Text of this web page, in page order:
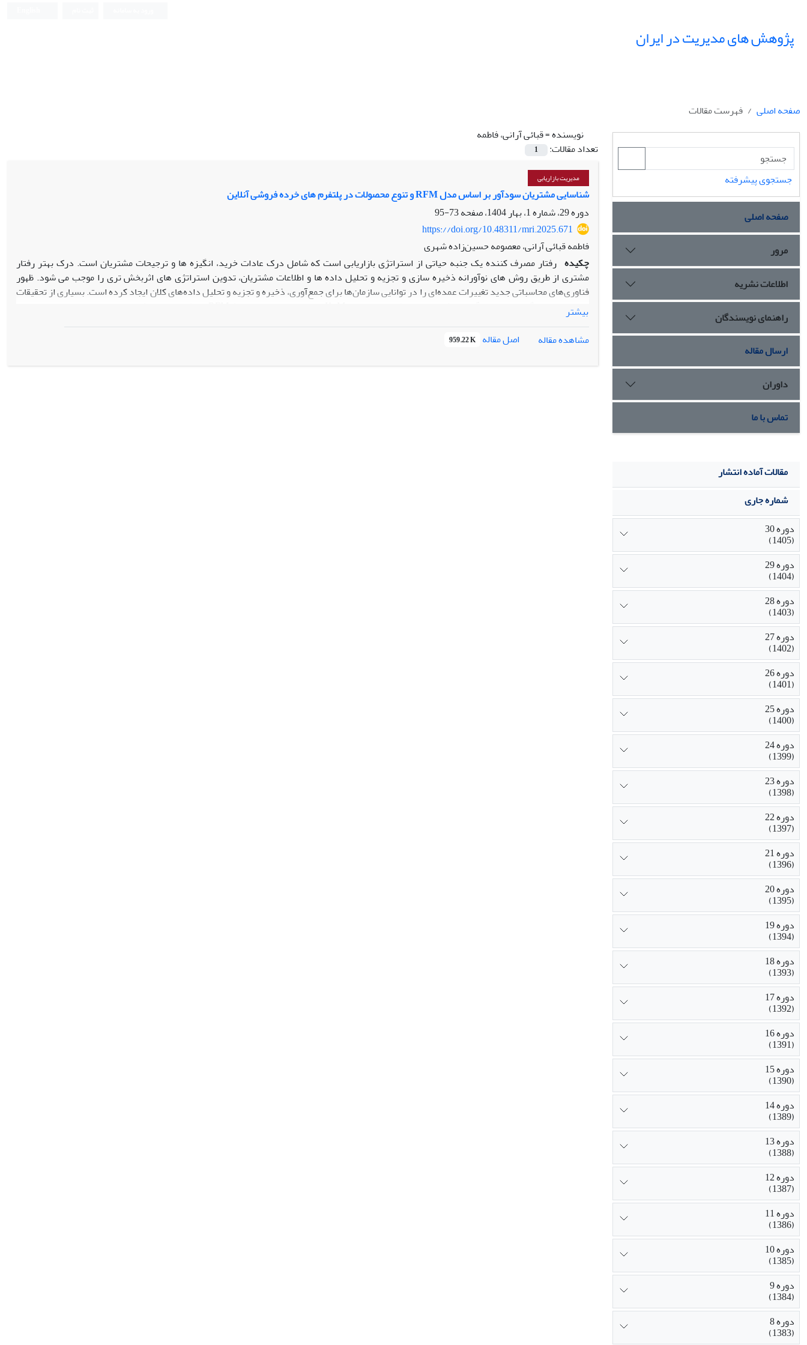
پژوهش های مدیریت در ایران
صفحه اصلی
فهرست مقالات
نویسنده =قبائی آرانی، فاطمه
تعداد مقالات:
1
مدیریت بازاریابی
شناسایی مشتریان سودآور بر اساس مدل RFM و تنوع محصولات در پلتفرم های خرده فروشی آنلاین
دوره 29، شماره 1، بهار 1404، صفحه
73-95
https://doi.org/10.48311/mri.2025.671
فاطمه قبائی آرانی، معصومه حسین‌زاده شهری
چکیده رفتار مصرف کننده یک جنبه حیاتی از استراتژی بازاریابی است که شامل درک عادات خرید، انگیزه ها و ترجیحات مشتریان است. درک بهتر رفتار
مشتری از طریق روش های نوآورانه ذخیره سازی و تجزیه و تحلیل داده ها و اطلاعات مشتریان، تدوین استراتژی های اثربخش تری را موجب می شود. ظهور
فناوری‌های محاسباتی جدید تغییرات عمده‌ای را در توانایی سازمان‌ها برای جمع‌آوری، ذخیره و تجزیه و تحلیل داده‌های کلان ایجاد کرده است. بسیاری از تحقیقات
نادیده گرفتن سایر پارامترهای مهم با توجه به حوزه کاربرد، ناکافی می باشند. این تحقیق از نظر هدف کاربردی و از نظر گردآوری داده ها توصیفی و از نوع
فروشی آنلاین به منظور شناسایی الگوهای رفتاری برای مشتری اعمال می شود. بررسی رفتار مشتریان خوشه ها نشان داد که تنوع محصولات به همراه سایر
بیشتر
مشاهده مقاله
اصل مقاله 959.22 K
جستجوی پیشرفته
صفحه اصلی
مرور
اطلاعات نشریه
راهنمای نویسندگان
ارسال مقاله
داوران
تماس با ما
مقالات آماده انتشار
شماره جاری
دوره 30
(1405)
دوره 29
(1404)
دوره 28
(1403)
دوره 27
(1402)
دوره 26
(1401)
دوره 25
(1400)
دوره 24
(1399)
دوره 23
(1398)
دوره 22
(1397)
دوره 21
(1396)
دوره 20
(1395)
دوره 19
(1394)
دوره 18
(1393)
دوره 17
(1392)
دوره 16
(1391)
دوره 15
(1390)
دوره 14
(1389)
دوره 13
(1388)
دوره 12
(1387)
دوره 11
(1386)
دوره 10
(1385)
دوره 9
(1384)
دوره 8
(1383)